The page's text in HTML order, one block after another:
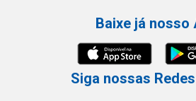
Baixe já nosso
Siga nossas